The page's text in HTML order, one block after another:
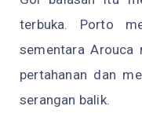
terbuka. Porto
sementara Arouca
pertahanan dan
serangan balik.